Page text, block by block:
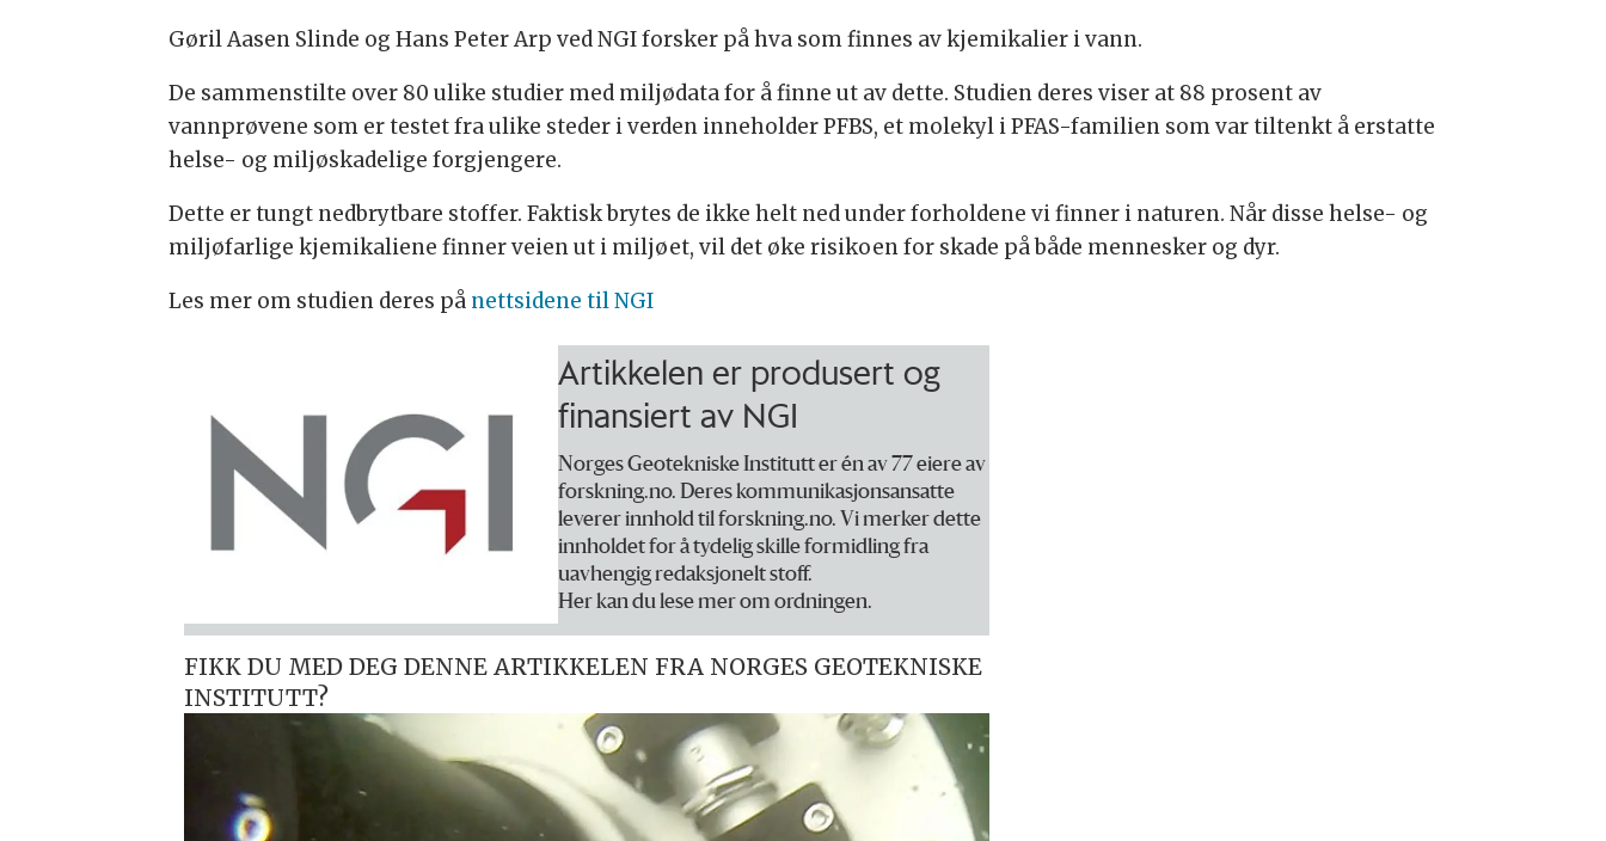
Gøril Aasen Slinde og Hans Peter Arp ved NGI forsker på hva som finnes av kjemikalier i vann.
De sammenstilte over 80 ulike studier med miljødata for å finne ut av dette. Studien deres viser at 88 prosent av
vannprøvene som er testet fra ulike steder i verden inneholder PFBS, et molekyl i PFAS-familien som var tiltenkt å erstatte
helse- og miljøskadelige forgjengere.
Dette er tungt nedbrytbare stoffer. Faktisk brytes de ikke helt ned under forholdene vi finner i naturen. Når disse helse- og
miljøfarlige kjemikaliene finner veien ut i miljøet, vil det øke risikoen for skade på både mennesker og dyr.
Les mer om studien deres på nettsidene til NGI
Artikkelen er produsert og
finansiert av NGI
Norges Geotekniske Institutt er én av 77 eiere av
forskning.no. Deres kommunikasjonsansatte
leverer innhold til forskning.no. Vi merker dette
innholdet for å tydelig skille formidling fra
uavhengig redaksjonelt stoff.
Her kan du lese mer om ordningen.
FIKK DU MED DEG DENNE ARTIKKELEN FRA NORGES GEOTEKNISKE
INSTITUTT?